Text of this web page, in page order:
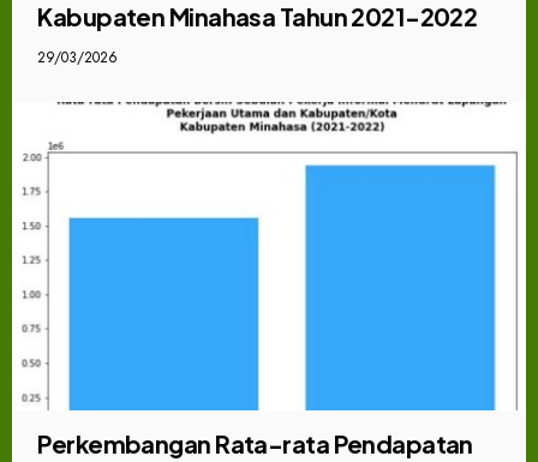
Kabupaten Minahasa Tahun 2021-2022
29/03/2026
Perkembangan Rata-rata Pendapatan